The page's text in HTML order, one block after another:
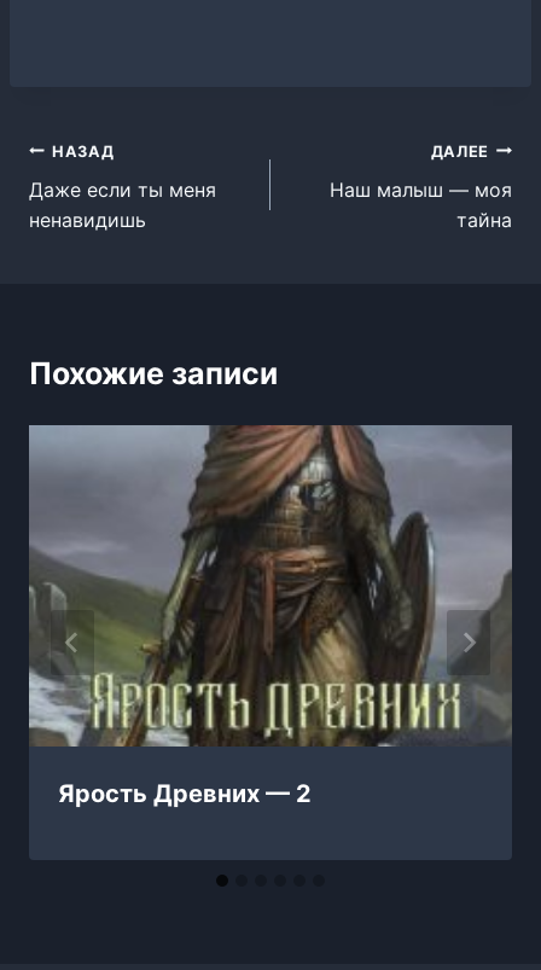
Навигация
по
НАЗАД
Даже если ты меня
ненавидишь
ДАЛЕЕ
Наш малыш — моя
тайна
Похожие записи
Ярость Древних — 2